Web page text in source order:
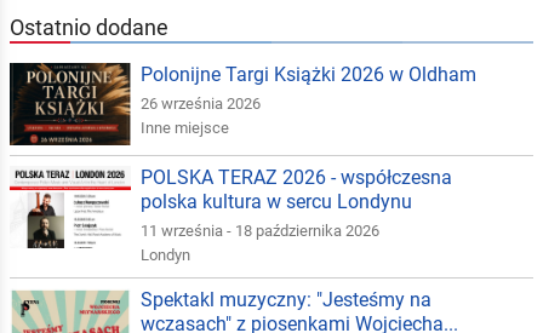
Ostatnio dodane
Polonijne Targi Książki 2026 w Oldham
26 września 2026
Inne miejsce
POLSKA TERAZ 2026 - współczesna
polska kultura w sercu Londynu
11 września - 18 października 2026
Londyn
Spektakl muzyczny: "Jesteśmy na
wczasach" z piosenkami Wojciecha...